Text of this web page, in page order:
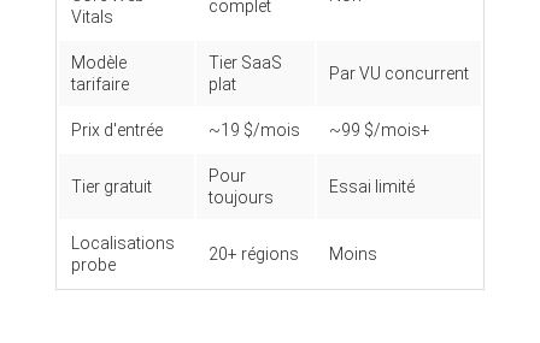
Vitals
complet
Modèle
tarifaire
Tier SaaS
plat
Par VU concurrent
Prix d'entrée ~19 $/mois ~99 $/mois+
Tier gratuit
Pour
toujours
Essai limité
Localisations
probe
20+ régions Moins